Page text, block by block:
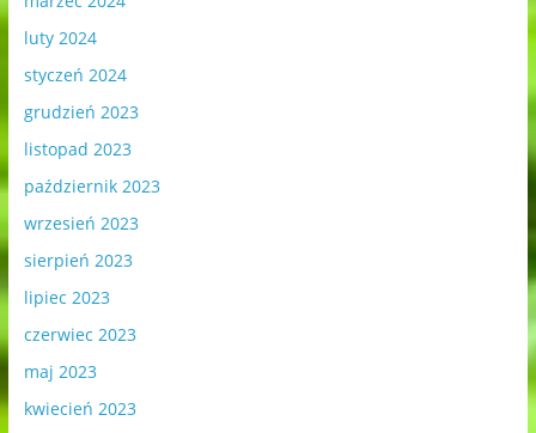
luty 2024
styczeń 2024
grudzień 2023
listopad 2023
październik 2023
wrzesień 2023
sierpień 2023
lipiec 2023
czerwiec 2023
maj 2023
kwiecień 2023